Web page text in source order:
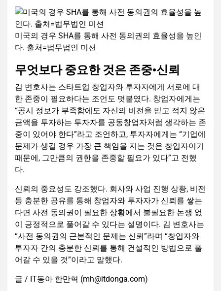
미국의 경우 SHA를 통해 사전 동의권의 효율성을 높인
다. 출처=법무법인 미션
무엇보다 중요한 것은 존중·신뢰
김 변호사는 스타트업 창업자와 투자자에게 서로에 대
한 존중이 필요하다는 조언도 덧붙였다. 창업자에게는
“공시 정보가 부족함에도 자신의 비전을 믿고 적지 않은
금액을 투자하는 투자자를 공동창업자처럼 생각하는 존
중이 있어야 한다”라고 조언하고, 투자자에게는 “기업에
문제가 생길 경우 가장 큰 책임을 지는 것은 창업자이기
때문에, 그만큼의 권한을 존중할 필요가 있다”고 전했
다.
신뢰의 중요성도 강조했다. 회사와 사업 진행 상황, 비전
등 충분한 공유를 통해 창업자와 투자자가 신뢰를 쌓는
다면 사전 동의권이 필요한 상황에서 불필요한 논쟁 없
이 긍정적으로 풀어갈 수 있다는 설명이다. 김 변호사는
“사전 동의권의 근본적인 문제는 신뢰”라며 “창업자와
투자자 간의 충분한 신뢰를 통해 건설적인 방법으로 풀
어갈 수 있을 것”이라고 말했다.
글 / IT동아 한만혁 (mh@itdonga.com)